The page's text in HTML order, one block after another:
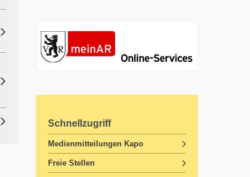
Schnellzugriff
Medienmitteilungen Kapo
Freie Stellen